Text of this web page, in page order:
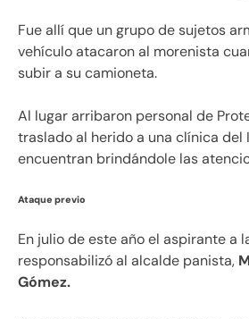
Fue allí que un grupo de sujetos
vehículo atacaron al morenista
subir a su camioneta.
Al lugar arribaron personal de
traslado al herido a una clínica del
encuentran brindándole las
Ataque previo
En julio de este año el aspirante a
responsabilizó al alcalde panista,
Gómez.